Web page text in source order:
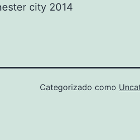
Categorizado como